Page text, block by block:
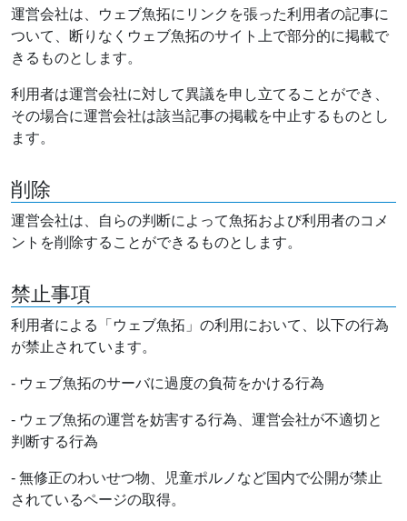
運営会社は、ウェブ魚拓にリンクを張った利用者の記事に
ついて、断りなくウェブ魚拓のサイト上で部分的に掲載で
きるものとします。
利用者は運営会社に対して異議を申し立てることができ、
その場合に運営会社は該当記事の掲載を中止するものとし
ます。
削除
運営会社は、自らの判断によって魚拓および利用者のコメ
ントを削除することができるものとします。
禁止事項
利用者による「ウェブ魚拓」の利用において、以下の行為
が禁止されています。
- ウェブ魚拓のサーバに過度の負荷をかける行為
- ウェブ魚拓の運営を妨害する行為、運営会社が不適切と
判断する行為
- 無修正のわいせつ物、児童ポルノなど国内で公開が禁止
されているページの取得。